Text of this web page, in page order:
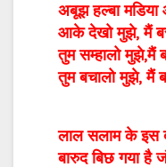
अबूझ हल्बा
आके देखो मुझे, मैं
तुम सम्हालो मुझे,मैं
तुम बचालो मुझे, मैं
लाल सलाम के इस
बारुद बिछ गया है